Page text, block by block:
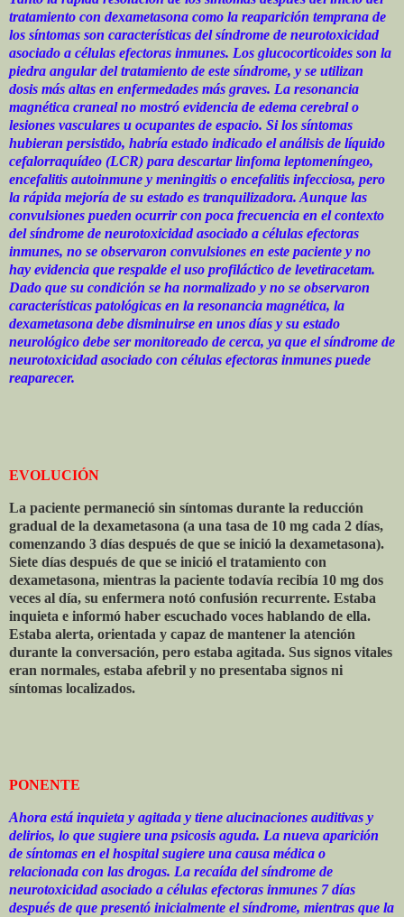
tratamiento con dexametasona como la reaparición temprana de
los síntomas son características del síndrome de neurotoxicidad
asociado a células efectoras inmunes. Los glucocorticoides son la
piedra angular del tratamiento de este síndrome, y se utilizan
dosis más altas en enfermedades más graves. La resonancia
magnética craneal no mostró evidencia de edema cerebral o
lesiones vasculares u ocupantes de espacio. Si los síntomas
hubieran persistido, habría estado indicado el análisis de líquido
cefalorraquídeo (LCR) para descartar linfoma leptomeníngeo,
encefalitis autoinmune y meningitis o encefalitis infecciosa, pero
la rápida mejoría de su estado es tranquilizadora. Aunque las
convulsiones pueden ocurrir con poca frecuencia en el contexto
del síndrome de neurotoxicidad asociado a células efectoras
inmunes, no se observaron convulsiones en este paciente y no
hay evidencia que respalde el uso profiláctico de levetiracetam.
Dado que su condición se ha normalizado y no se observaron
características patológicas en la resonancia magnética, la
dexametasona debe disminuirse en unos días y su estado
neurológico debe ser monitoreado de cerca, ya que el síndrome de
neurotoxicidad asociado con células efectoras inmunes puede
reaparecer.
EVOLUCIÓN
La paciente permaneció sin síntomas durante la reducción
gradual de la dexametasona (a una tasa de 10 mg cada 2 días,
comenzando 3 días después de que se inició la dexametasona).
Siete días después de que se inició el tratamiento con
dexametasona, mientras la paciente todavía recibía 10 mg dos
veces al día, su enfermera notó confusión recurrente. Estaba
inquieta e informó haber escuchado voces hablando de ella.
Estaba alerta, orientada y capaz de mantener la atención
durante la conversación, pero estaba agitada. Sus signos vitales
eran normales, estaba afebril y no presentaba signos ni
síntomas localizados.
PONENTE
Ahora está inquieta y agitada y tiene alucinaciones auditivas y
delirios, lo que sugiere una psicosis aguda. La nueva aparición
de síntomas en el hospital sugiere una causa médica o
relacionada con las drogas. La recaída del síndrome de
neurotoxicidad asociado a células efectoras inmunes 7 días
después de que presentó inicialmente el síndrome, mientras que la